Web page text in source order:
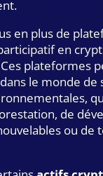
en plus de
en
plateformes
le monde de
de
ou de